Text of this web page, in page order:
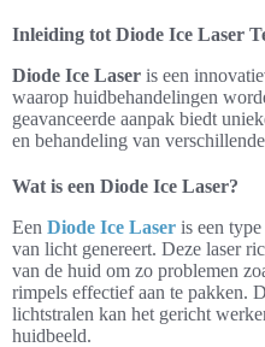
Inleiding tot Diode Ice Laser
Diode Ice Laser is een
waarop huidbehandelingen
geavanceerde aanpak biedt
en behandeling van
Wat is een Diode Ice Laser?
Een Diode Ice Laser is een
van licht genereert. Deze laser
van de huid om zo problemen
rimpels effectief aan te pakken.
lichtstralen kan het gericht
huidbeeld.